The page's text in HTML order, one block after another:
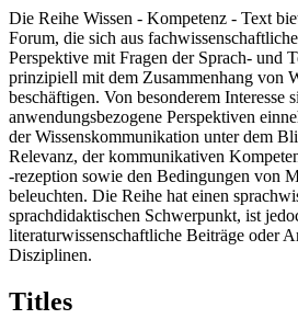
Die Reihe Wissen - Kompetenz - Text
Forum, die sich aus
Perspektive mit Fragen der Sprach- und
prinzipiell mit dem Zusammenhang von
beschäftigen. Von besonderem Interesse
anwendungsbezogene Perspektiven
der Wissenskommunikation unter dem
Relevanz, der kommunikativen
-rezeption sowie den Bedingungen von
beleuchten. Die Reihe hat einen
sprachdidaktischen Schwerpunkt, ist
literaturwissenschaftliche Beiträge oder
Disziplinen.
Titles